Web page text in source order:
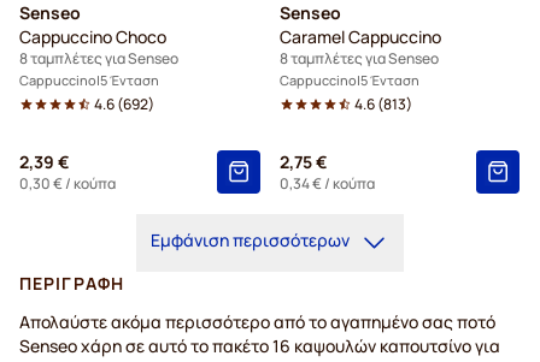
Senseo
Cappuccino Choco
8 ταμπλέτες για Senseo
Cappuccino 5 Ένταση
4.6(692)
2,39 €
0,30 €/ κούπα
Senseo
Caramel Cappuccino
8 ταμπλέτες για Senseo
Cappuccino 5 Ένταση
4.6(813)
2,75 €
0,34 €/ κούπα
Εμφάνιση περισσότερων
ΠΕΡΙΓΡΑΦΉ
Απολαύστε ακόμα περισσότερο από το αγαπημένο σας ποτό
Senseo χάρη σε αυτό το πακέτο 16 καψουλών καπουτσίνο για